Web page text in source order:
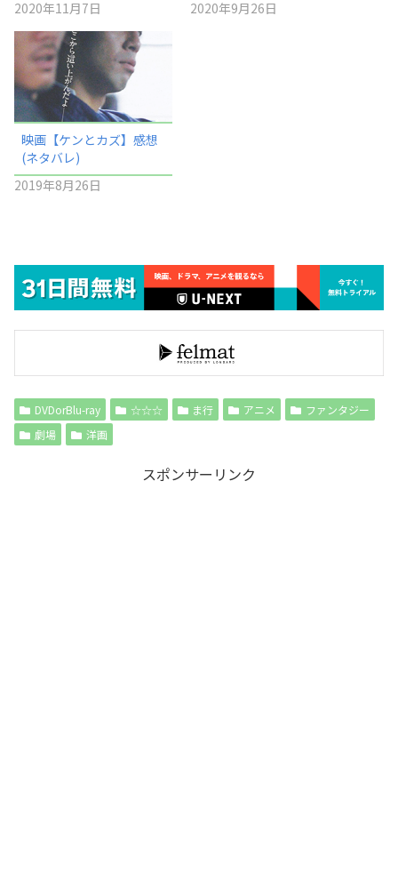
2020年11月7日
2020年9月26日
映画【ケンとカズ】感想
(ネタバレ)
2019年8月26日
DVDorBlu-ray ☆☆☆ ま行 アニメ
ファンタジー
劇場
洋画
スポンサーリンク